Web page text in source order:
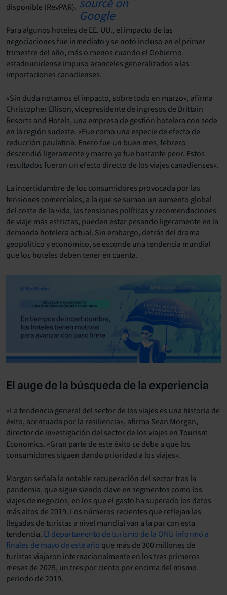
disponible (RevPAR).
Para algunos hoteles de EE. UU., el impacto de las
negociaciones fue inmediato y se notó incluso en el primer
trimestre del año, más o menos cuando el Gobierno
estadounidense impuso aranceles generalizados a las
importaciones canadienses.
«Sin duda notamos el impacto, sobre todo en marzo», afirma
Christopher Ellison, vicepresidente de ingresos de Brittain
Resorts and Hotels, una empresa de gestión hotelera con sede
en la región sudeste. «Fue como una especie de efecto de
reducción paulatina. Enero fue un buen mes, febrero
descendió ligeramente y marzo ya fue bastante peor. Estos
resultados fueron un efecto directo de los viajes canadienses».
La incertidumbre de los consumidores provocada por las
tensiones comerciales, a la que se suman un aumento global
del coste de la vida, las tensiones políticas y recomendaciones
de viaje más estrictas, pueden estar pesando ligeramente en la
demanda hotelera actual. Sin embargo, detrás del drama
geopolítico y económico, se esconde una tendencia mundial
que los hoteles deben tener en cuenta.
El auge de la búsqueda de la experiencia
«La tendencia general del sector de los viajes es una historia de
éxito, acentuada por la resiliencia», afirma Sean Morgan,
director de investigación del sector de los viajes en Tourism
Economics. «Gran parte de este éxito se debe a que los
consumidores siguen dando prioridad a los viajes».
Morgan señala la notable recuperación del sector tras la
pandemia, que sigue siendo clave en segmentos como los
viajes de negocios, en los que el gasto ha superado los datos
más altos de 2019. Los números recientes que reflejan las
llegadas de turistas a nivel mundial van a la par con esta
tendencia. El departamento de turismo de la ONU informó a
finales de mayo de este año que más de 300 millones de
turistas viajaron internacionalmente en los tres primeros
meses de 2025, un tres por ciento por encima del mismo
periodo de 2019.